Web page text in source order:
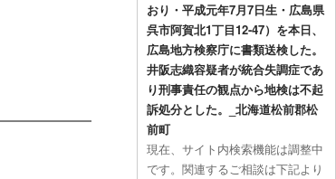
おり・平成元年7月7日生・広島県
呉市阿賀北1丁目12-47）を本日、
広島地方検察庁に書類送検した。
井阪志織容疑者が統合失調症であ
り刑事責任の観点から地検は不起
訴処分とした。_北海道松前郡松
前町
現在、サイト内検索機能は調整中
です。関連するご相談は下記より